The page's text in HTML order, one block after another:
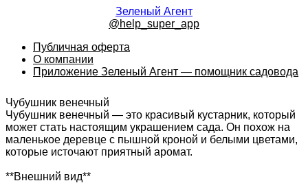
Зеленый Агент
@help_super_app
Публичная оферта
О компании
Приложение Зеленый Агент — помощник садовода
Чубушник венечный
Чубушник венечный — это красивый кустарник, который
может стать настоящим украшением сада. Он похож на
маленькое деревце с пышной кроной и белыми цветами,
которые источают приятный аромат.
**Внешний вид**